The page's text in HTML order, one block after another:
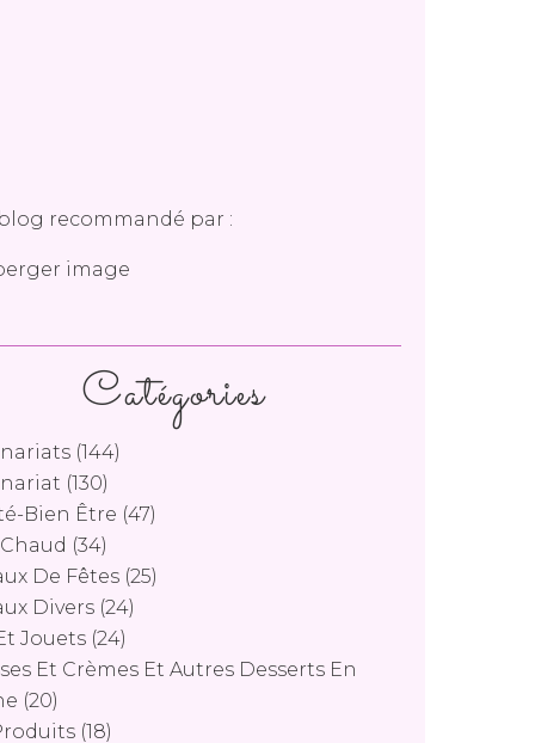
Catégories
(144)
(130)
Bien Être (47)
(34)
De Fêtes (25)
Divers (24)
Jouets (24)
Et Crèmes Et Autres Desserts En
(20)
(18)
recommandé par :